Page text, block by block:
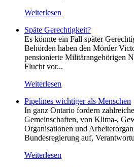
Weiterlesen
Späte Gerechtigkeit?
Es könnte ein Fall später
Behörden haben den Mörder
pensionierte Militärangehörigen
Flucht vor...
Weiterlesen
Pipelines wichtiger als Menschen
In ganz Ontario fordern
Gemeinschaften, von Klima-,
Organisationen und
Bundesregierung auf,
Weiterlesen